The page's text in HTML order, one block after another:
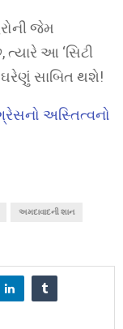
જેમ
આ ‘સિટી
સાબિત થશે!
અસ્તિત્વનો
અમદાવાદની શાન